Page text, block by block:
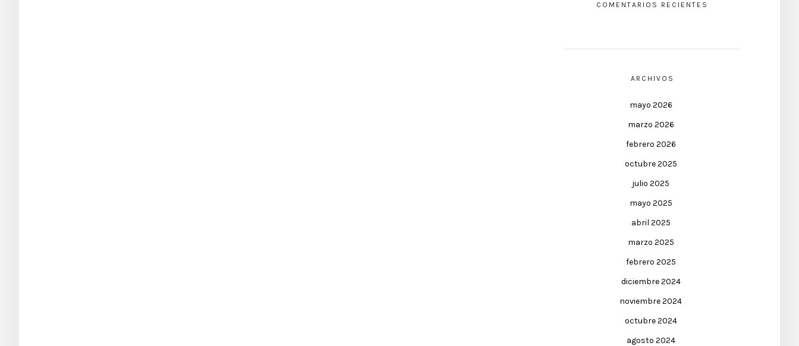
COMENTARIOS RECIENTES
ARCHIVOS
mayo 2026
marzo 2026
febrero 2026
octubre 2025
julio 2025
mayo 2025
abril 2025
marzo 2025
febrero 2025
diciembre 2024
noviembre 2024
octubre 2024
agosto 2024